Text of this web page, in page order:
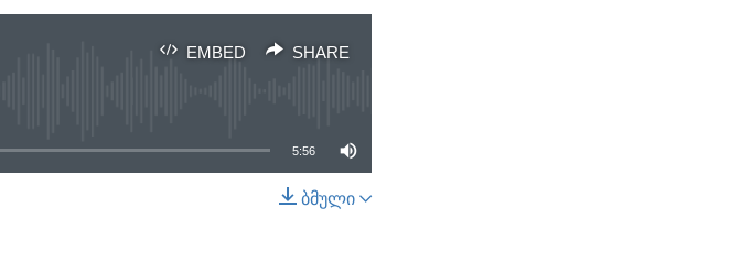
EMBED SHARE
SHARE
5:56
ბმული